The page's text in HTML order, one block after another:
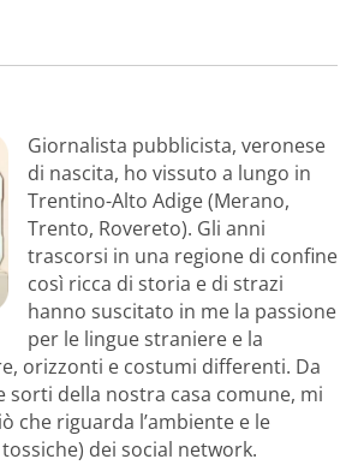
Giornalista pubblicista, veronese
di nascita, ho vissuto a lungo in
Trentino-Alto Adige (Merano,
Trento, Rovereto). Gli anni
trascorsi in una regione di confine
così ricca di storia e di strazi
hanno suscitato in me la passione
per le lingue straniere e la
orizzonti e costumi differenti. Da
sorti della nostra casa comune, mi
che riguarda l’ambiente e le
dei social network.